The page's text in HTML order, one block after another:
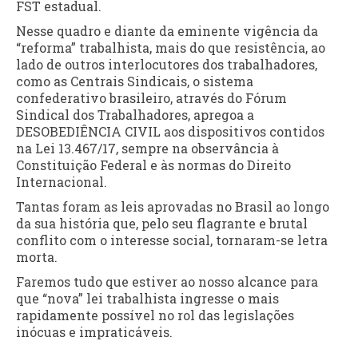
FST estadual.
Nesse quadro e diante da eminente vigência da
“reforma” trabalhista, mais do que resistência, ao
lado de outros interlocutores dos trabalhadores,
como as Centrais Sindicais, o sistema
confederativo brasileiro, através do Fórum
Sindical dos Trabalhadores, apregoa a
DESOBEDIÊNCIA CIVIL aos dispositivos contidos
na Lei 13.467/17, sempre na observância à
Constituição Federal e às normas do Direito
Internacional.
Tantas foram as leis aprovadas no Brasil ao longo
da sua história que, pelo seu flagrante e brutal
conflito com o interesse social, tornaram-se letra
morta.
Faremos tudo que estiver ao nosso alcance para
que “nova” lei trabalhista ingresse o mais
rapidamente possível no rol das legislações
inócuas e impraticáveis.